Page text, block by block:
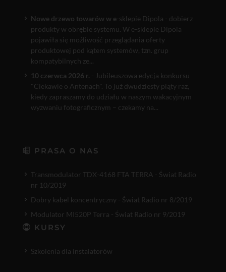
Nowe drzewo towarów w e-sklepie Dipola - dobierz
produkty w obrębie systemu. W e-sklepie Dipola
pojawiła się możliwość przeglądania oferty
produktowej pod kątem systemów, tzn. grup
kompatybilnych ze...
10 czerwca 2026 r. - Jubileuszowa edycja konkursu
"Ciekawie o Antenach". To już dwudziesty piąty raz,
kiedy zapraszamy do udziału w naszym wakacyjnym
wyzwaniu fotograficznym – czekamy na...
PRASA O NAS
Transmodulator TDX-4168 FTA TERRA - Świat Radio
nr 10/2019
Dobry kabel koncentryczny - Świat Radio nr 8/2019
Modulator MI520P Terra - Świat Radio nr 9/2019
KURSY
Szkolenia dla instalatorów